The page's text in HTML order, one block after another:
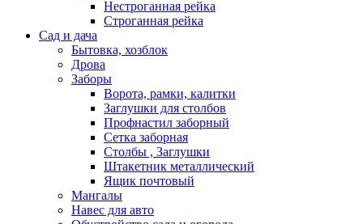
Нестроганная рейка
Строганная рейка
Сад и дача
Бытовка, хозблок
Дрова
Заборы
Ворота, рамки, калитки
Заглушки для столбов
Профнастил заборный
Сетка заборная
Столбы , Заглушки
Штакетник металлический
Ящик почтовый
Мангалы
Навес для авто